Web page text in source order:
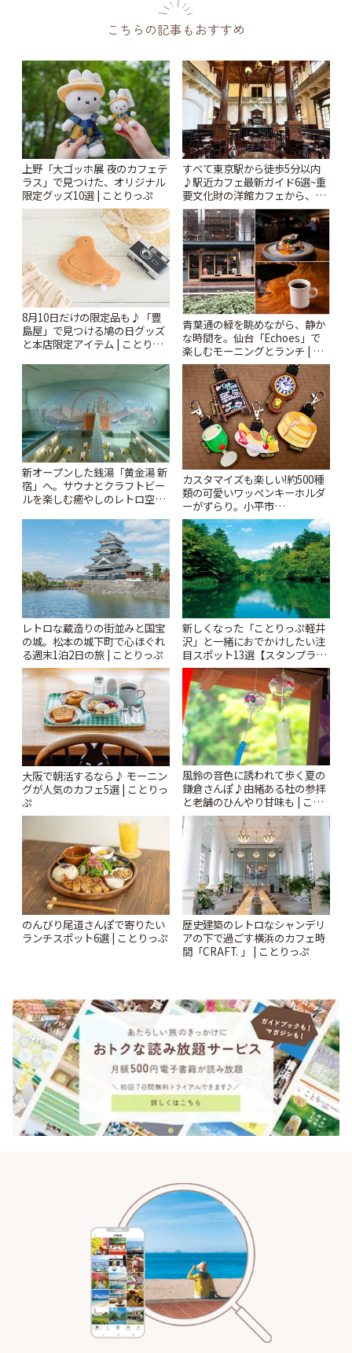
こちらの記事もおすすめ
上野「大ゴッホ展 夜のカフェテ
ラス」で見つけた、オリジナル
限定グッズ10選 | ことりっぷ
すべて東京駅から徒歩5分以内
♪駅近カフェ最新ガイド6選~重
要文化財の洋館カフェから、改
札すぐのレトロ喫茶まで~ | こと
りっぷ
8月10日だけの限定品も♪「豊
島屋」で見つける鳩の日グッズ
と本店限定アイテム | ことりっ
青葉通の緑を眺めながら、静か
な時間を。仙台「Echoes」で
楽しむモーニングとランチ | こ
とりっぷ
新オープンした銭湯「黄金湯 新
宿」へ。サウナとクラフトビー
ルを楽しむ癒やしのレトロ空間
カスタマイズも楽しい!約500種
類の可愛いワッペンキーホルダ
ーがずらり。小平市
「Kimamaya T&K」 | ことりっ
ぷ
レトロな蔵造りの街並みと国宝
の城。松本の城下町で心ほぐれ
る週末1泊2日の旅 | ことりっぷ
新しくなった「ことりっぷ軽井
沢」と一緒におでかけしたい注
目スポット13選【スタンプラリ
ー開催中】 | ことりっぷ
大阪で朝活するなら♪ モーニン
グが人気のカフェ5選 | ことりっ
ぷ
風鈴の音色に誘われて歩く夏の
鎌倉さんぽ♪由緒ある社の参拝
と老舗のひんやり甘味も | こと
りっぷ
のんびり尾道さんぽで寄りたい
ランチスポット6選 | ことりっぷ
歴史建築のレトロなシャンデリ
アの下で過ごす横浜のカフェ時
間「CRAFT. 」 | ことりっぷ